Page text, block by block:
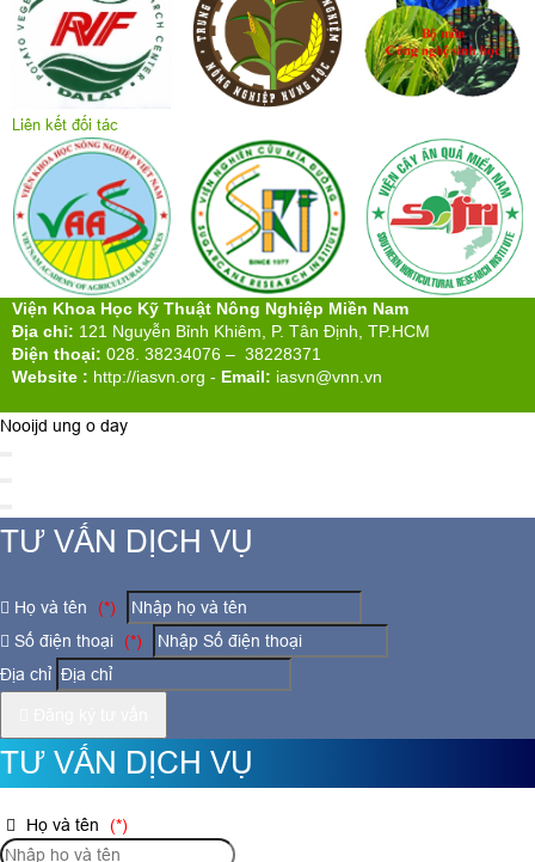
Liên kết đối tác
Viện Khoa Học Kỹ Thuật Nông Nghiệp Miền Nam
Địa chỉ: 121 Nguyễn Bỉnh Khiêm, P. Tân Định, TP.HCM
Điện thoại: 028. 38234076 – 38228371
Website : http://iasvn.org - Email: iasvn@vnn.vn
Nooijd ung o day
TƯ VẤN DỊCH VỤ
Họ và tên
(*)
Số điện thoại
(*)
Địa chỉ
TƯ VẤN DỊCH VỤ
Họ và tên (*)